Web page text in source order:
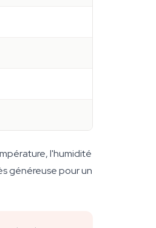
l'humidité
généreuse pour un